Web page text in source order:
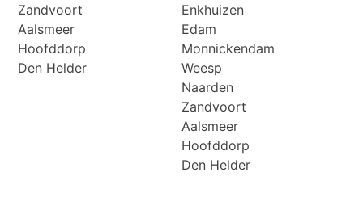
Zandvoort
Aalsmeer
Hoofddorp
Den Helder
Enkhuizen
Edam
Monnickendam
Weesp
Naarden
Zandvoort
Aalsmeer
Hoofddorp
Den Helder